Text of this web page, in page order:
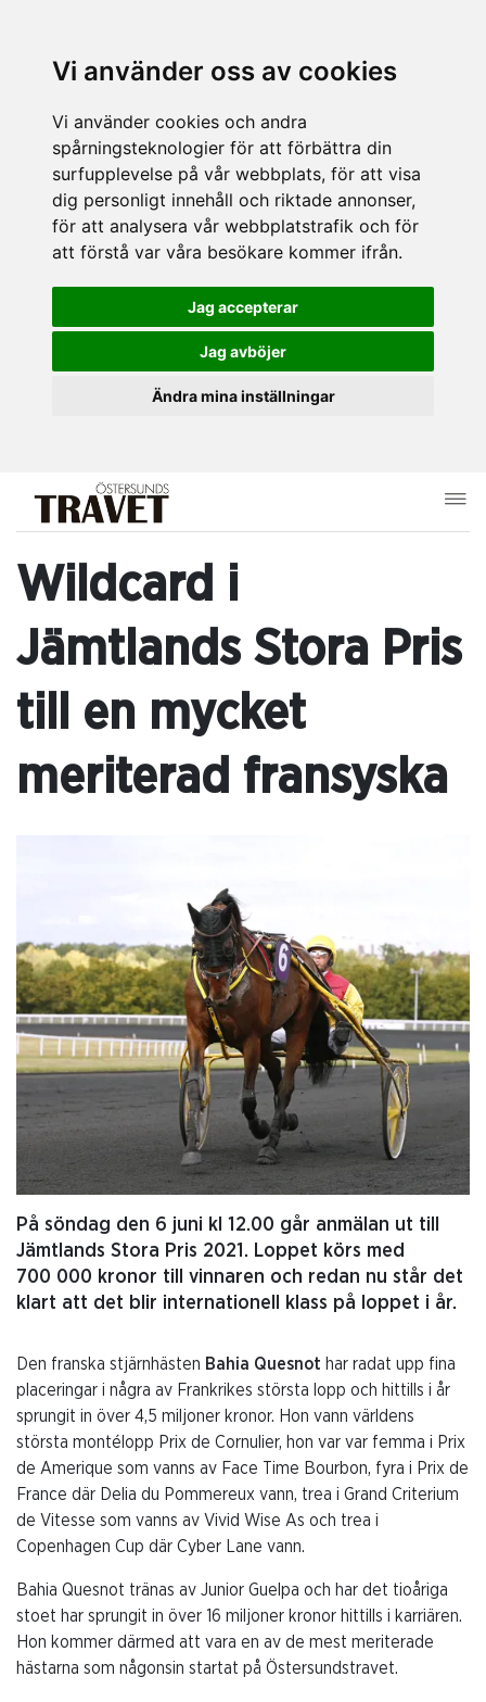
Vi använder oss av cookies
Vi använder cookies och andra
spårningsteknologier för att förbättra din
surfupplevelse på vår webbplats, för att visa
dig personligt innehåll och riktade annonser,
för att analysera vår webbplatstrafik och för
att förstå var våra besökare kommer ifrån.
Jag accepterar
Jag avböjer
Ändra mina inställningar
Wildcard i
Jämtlands Stora Pris
till en mycket
meriterad fransyska
På söndag den 6 juni kl 12.00 går anmälan ut till
Jämtlands Stora Pris 2021. Loppet körs med
700 000 kronor till vinnaren och redan nu står det
klart att det blir internationell klass på loppet i år.
Den franska stjärnhästen Bahia Quesnot har radat upp fina
placeringar i några av Frankrikes största lopp och hittills i år
sprungit in över 4,5 miljoner kronor. Hon vann världens
största montélopp Prix de Cornulier, hon var var femma i Prix
de Amerique som vanns av Face Time Bourbon, fyra i Prix de
France där Delia du Pommereux vann, trea i Grand Criterium
de Vitesse som vanns av Vivid Wise As och trea i
Copenhagen Cup där Cyber Lane vann.
Bahia Quesnot tränas av Junior Guelpa och har det tioåriga
stoet har sprungit in över 16 miljoner kronor hittills i karriären.
Hon kommer därmed att vara en av de mest meriterade
hästarna som någonsin startat på Östersundstravet.